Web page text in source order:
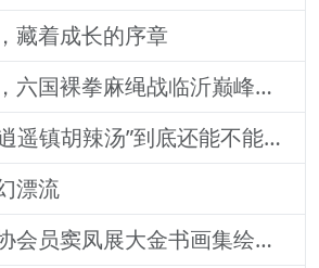
藏着成长的序章
官宣定档八月，六国裸拳麻绳战临沂巅峰对决！2026铁拳武风·红韵临沂国际巅峰搏击赛新闻发布会举行
“潼关肉夹馍”“逍遥镇胡辣汤”到底还能不能用？官方回
漂流
凤凰探索中美协会员窦凤展大金书画集绘就艺术传奇